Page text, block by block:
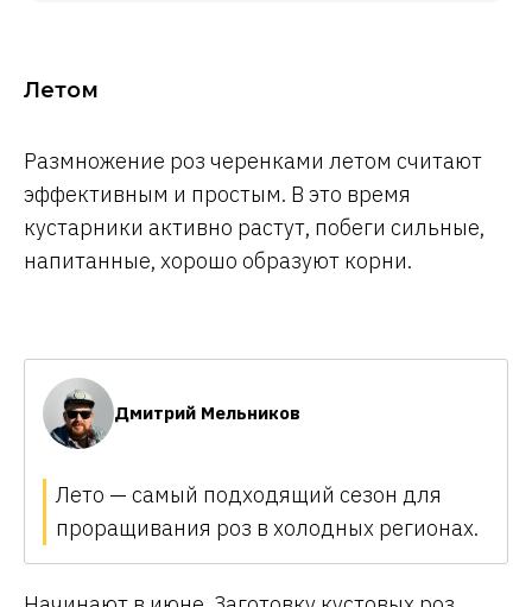
Летом
Размножение роз черенками летом считают
эффективным и простым. В это время
кустарники активно растут, побеги сильные,
напитанные, хорошо образуют корни.
Дмитрий Мельников
Лето — самый подходящий сезон для
проращивания роз в холодных регионах.